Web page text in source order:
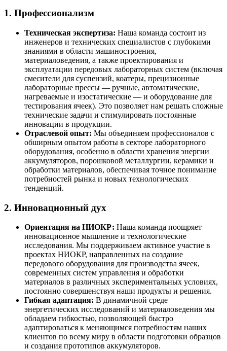
1. Профессионализм
Техническая экспертиза: Наша команда состоит из
инженеров и технических специалистов с глубокими
знаниями в области машиностроения,
материаловедения, а также проектирования и
эксплуатации передовых лабораторных систем (включая
смесители для суспензий, коатеры, прецизионные
лабораторные прессы — ручные, автоматические,
нагреваемые и изостатические — и оборудование для
тестирования ячеек). Это позволяет нам решать сложные
технические задачи и стимулировать постоянные
инновации в продукции.
Отраслевой опыт: Мы объединяем профессионалов с
обширным опытом работы в секторе лабораторного
оборудования, особенно в области хранения энергии
аккумуляторов, порошковой металлургии, керамики и
обработки материалов, обеспечивая точное понимание
потребностей рынка и новых технологических
тенденций.
2. Инновационный дух
Ориентация на НИОКР: Наша команда поощряет
инновационное мышление и технологические
исследования. Мы поддерживаем активное участие в
проектах НИОКР, направленных на создание
передового оборудования для производства ячеек,
современных систем управления и обработки
материалов в различных экспериментальных условиях,
постоянно совершенствуя наши продукты и решения.
Гибкая адаптация: В динамичной среде
энергетических исследований и материаловедения мы
обладаем гибкостью, позволяющей быстро
адаптироваться к меняющимся потребностям наших
клиентов по всему миру в области подготовки образцов
и создания прототипов аккумуляторов.